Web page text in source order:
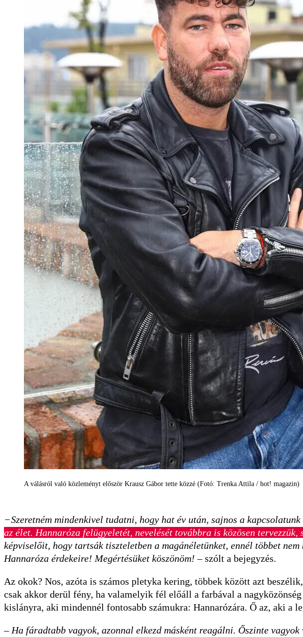
A válásról való közleményt először Krausz Gábor tette közzé (Fotó: Trenka Attila / hot! magazin)
−Szeretném mindenkivel tudatni, hogy hat év után, sajnos a
az élet. Hannaróza felügyeletét, nevelését továbbra is közösen
képviselőit, hogy tartsák tiszteletben a magánéletünket, ennél többet
Hannaróza érdekeire! Megértésüket köszönöm! – szólt a bejegyzés.
Az okok? Nos, azóta is számos pletyka kering, többek között azt
csak akkor derül fény, ha valamelyik fél előáll a farbával a
kislányra, aki mindennél fontosabb számukra: Han­na­ró­zá­ra. Ő az, aki a
– Ha fáradtabb vagyok, azonnal elkezd másként reagálni. Őszinte